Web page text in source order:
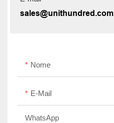
sales@unithundred.com
Nome
E-Mail
WhatsApp